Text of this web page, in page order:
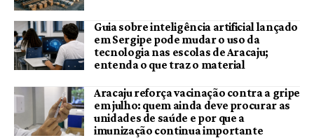
Guia sobre inteligência artificial lançado
em Sergipe pode mudar o uso da
tecnologia nas escolas de Aracaju;
entenda o que traz o material
Aracaju reforça vacinação contra a gripe
em julho: quem ainda deve procurar as
unidades de saúde e por que a
imunização continua importante